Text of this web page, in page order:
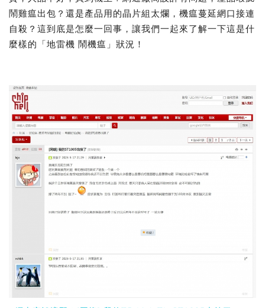
鬧雞瘟出包？還是產品用的晶片組太爛，機瘟蔓延網口接連
自殺？這到底是怎麼一回事，讓我們一起來了解一下這是什
麼樣的「地雷機 鬧機瘟」狀況！